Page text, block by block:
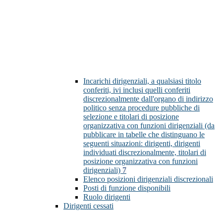
Incarichi dirigenziali, a qualsiasi titolo
conferiti, ivi inclusi quelli conferiti
discrezionalmente dall'organo di indirizzo
politico senza procedure pubbliche di
selezione e titolari di posizione
organizzativa con funzioni dirigenziali (da
pubblicare in tabelle che distinguano le
seguenti situazioni: dirigenti, dirigenti
individuati discrezionalmente, titolari di
posizione organizzativa con funzioni
dirigenziali) 7
Elenco posizioni dirigenziali discrezionali
Posti di funzione disponibili
Ruolo dirigenti
Dirigenti cessati